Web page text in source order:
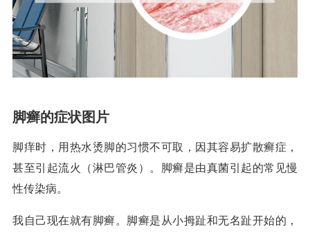
脚癣的症状图片
脚痒时，用热水烫脚的习惯不可取，因其容易扩散癣症，
甚至引起流火（淋巴管炎）。脚癣是由真菌引起的常见慢
性传染病。
我自己现在就有脚癣。脚癣是从小拇趾和无名趾开始的，